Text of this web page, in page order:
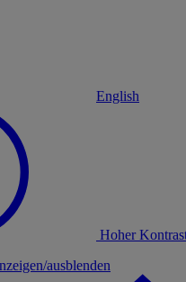
English
Hoher
ausblenden